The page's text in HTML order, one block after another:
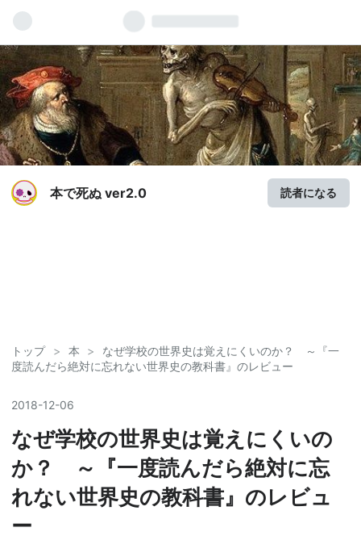
本で死ぬ ver2.0 読者になる
トップ > 本 >
なぜ学校の世界史は覚えにくいのか？ ～『一
度読んだら絶対に忘れない世界史の教科書』のレビュー
2018-12-06
なぜ学校の世界史は覚えにくいの
か？ ～『一度読んだら絶対に忘
れない世界史の教科書』のレビュ
ー